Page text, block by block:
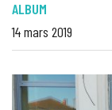
ALBUM
14 mars 2019